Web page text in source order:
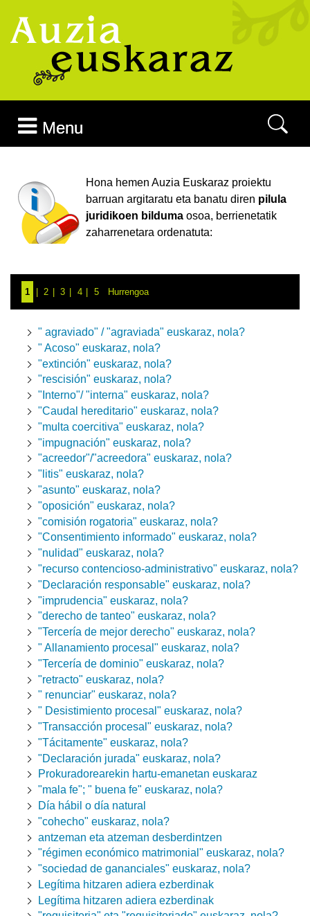
Menu
Hona hemen Auzia Euskaraz proiektu
barruan argitaratu eta banatu diren pilula
juridikoen bilduma osoa, berrienetatik
zaharrenetara ordenatuta:
1 2 3 4 5 Hurrengoa
" agraviado" / "agraviada" euskaraz, nola?
" Acoso" euskaraz, nola?
"extinción" euskaraz, nola?
"rescisión" euskaraz, nola?
"Interno"/ "interna" euskaraz, nola?
"Caudal hereditario" euskaraz, nola?
"multa coercitiva" euskaraz, nola?
"impugnación" euskaraz, nola?
"acreedor"/"acreedora" euskaraz, nola?
"litis" euskaraz, nola?
"asunto" euskaraz, nola?
"oposición" euskaraz, nola?
"comisión rogatoria" euskaraz, nola?
"Consentimiento informado" euskaraz, nola?
"nulidad" euskaraz, nola?
"recurso contencioso-administrativo" euskaraz, nola?
"Declaración responsable" euskaraz, nola?
"imprudencia" euskaraz, nola?
"derecho de tanteo" euskaraz, nola?
"Tercería de mejor derecho" euskaraz, nola?
" Allanamiento procesal" euskaraz, nola?
"Tercería de dominio" euskaraz, nola?
"retracto" euskaraz, nola?
" renunciar" euskaraz, nola?
" Desistimiento procesal" euskaraz, nola?
"Transacción procesal" euskaraz, nola?
"Tácitamente" euskaraz, nola?
"Declaración jurada" euskaraz, nola?
Prokuradorearekin hartu-emanetan euskaraz
"mala fe"; " buena fe" euskaraz, nola?
Día hábil o día natural
"cohecho" euskaraz, nola?
antzeman eta atzeman desberdintzen
"régimen económico matrimonial" euskaraz, nola?
"sociedad de gananciales" euskaraz, nola?
Legítima hitzaren adiera ezberdinak
Legítima hitzaren adiera ezberdinak